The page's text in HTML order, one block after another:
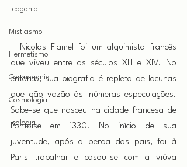
Teogonia
Misticismo
Hermetismo
Cosmogonia
Cosmologia
Teologia
Nicolas Flamel foi um alquimista francês
que viveu entre os séculos XIII e XIV. No
entanto, sua biografia é repleta de lacunas
que dão vazão às inúmeras especulações.
Sabe-se que nasceu na cidade francesa de
Pontoise em 1330. No início de sua
juventude, após a perda dos pais, foi à
Paris trabalhar e casou-se com a viúva